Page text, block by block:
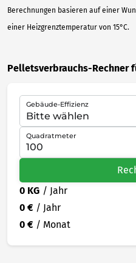
Berechnungen basieren auf einer
einer Heizgrenztemperatur von 15°C.
Pelletsverbrauchs-Rechner
Gebäude-Effizienz
Quadratmeter
0 KG / Jahr
0 € / Jahr
0 € / Monat